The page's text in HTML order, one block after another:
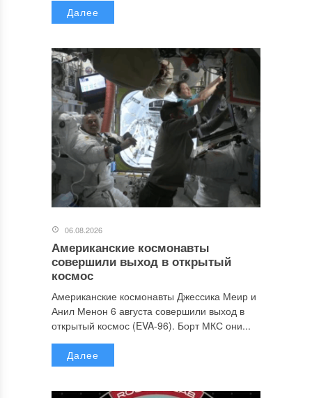
Далее
06.08.2026
Американские космонавты
совершили выход в открытый
космос
Американские космонавты Джессика Меир и
Анил Менон 6 августа совершили выход в
открытый космос (EVA-96). Борт МКС они...
Далее